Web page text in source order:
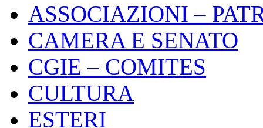
ASSOCIAZIONI –
CAMERA E SENATO
CGIE – COMITES
CULTURA
ESTERI